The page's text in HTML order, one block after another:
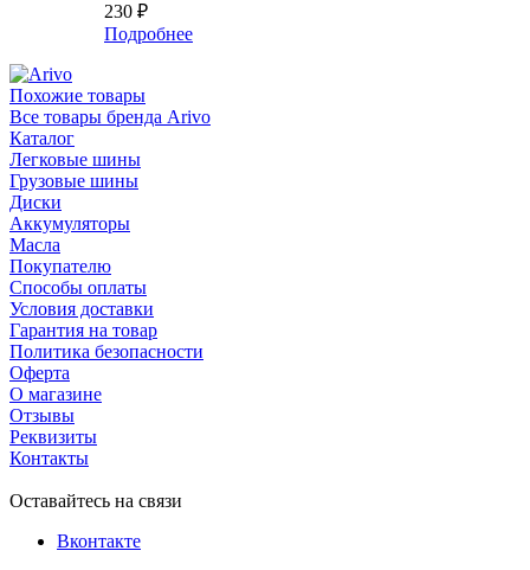
230 ₽
Подробнее
Похожие товары
Все товары бренда Arivo
Каталог
Легковые шины
Грузовые шины
Диски
Аккумуляторы
Масла
Покупателю
Способы оплаты
Условия доставки
Гарантия на товар
Политика безопасности
Оферта
О магазине
Отзывы
Реквизиты
Контакты
Оставайтесь на связи
Вконтакте